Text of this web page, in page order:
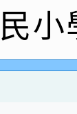
教
世
客佳